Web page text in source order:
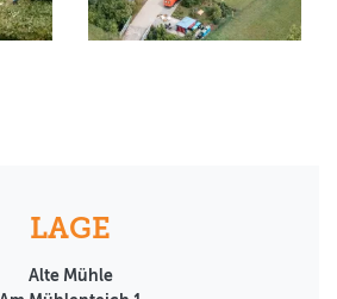
LAGE
Alte Mühle